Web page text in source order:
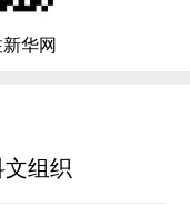
华网
组织